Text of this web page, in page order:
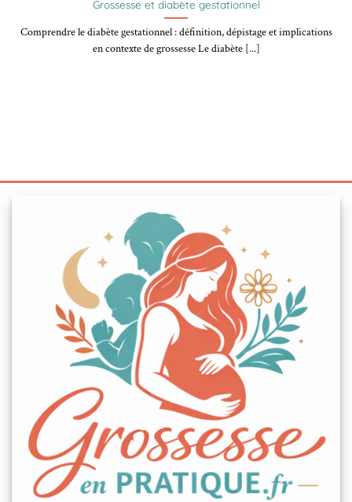
Grossesse et diabète gestationnel
Comprendre le diabète gestationnel : définition, dépistage et implications
en contexte de grossesse Le diabète [...]